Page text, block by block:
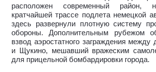
расположен современный район,
кратчайшей трассе подлета немецкой
здесь развернули плотную систему
обороны. Дополнительным рубежом
взвод аэростатного заграждения между
и Щукино, мешавший вражеским
для прицельной бомбардировки города.